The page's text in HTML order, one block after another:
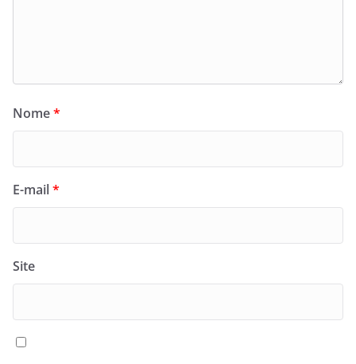
Nome*
E-mail*
Site